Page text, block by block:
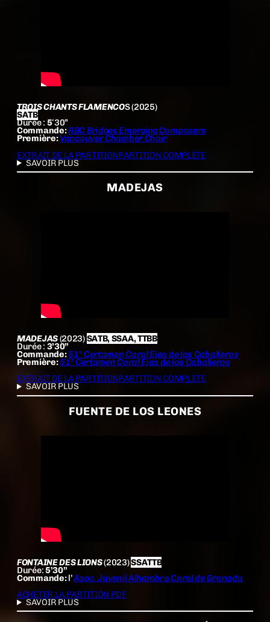
TROIS CHANTS FLAMENCOS (2025)
SATB
Durée : 5′30”
Commande:RBC Bridges Emerging Composers
Première: Vancouver Chamber Choir
EXTRAIT DE LA PARTITIONPARTITION COMPLÈTE
SAVOIR PLUS
MADEJAS
MADEJAS(2023)SATB, SSAA, TTBB
Durée : 3’30”
Commande:51º Certamen Coral Ejea de los Caballeros
Première:51º Certamen Coral Ejea de los Caballeros
EXTRAIT DE LA PARTITIONPARTITION COMPLÈTE
SAVOIR PLUS
FUENTE DE LOS LEONES
FONTAINE DES LIONS(2023)SSATTB
Durée:5’30”
Commande:l’Asoc. Juvenil Alhambra Coral de Granada
ACHETER LA PARTITION PDF
SAVOIR PLUS